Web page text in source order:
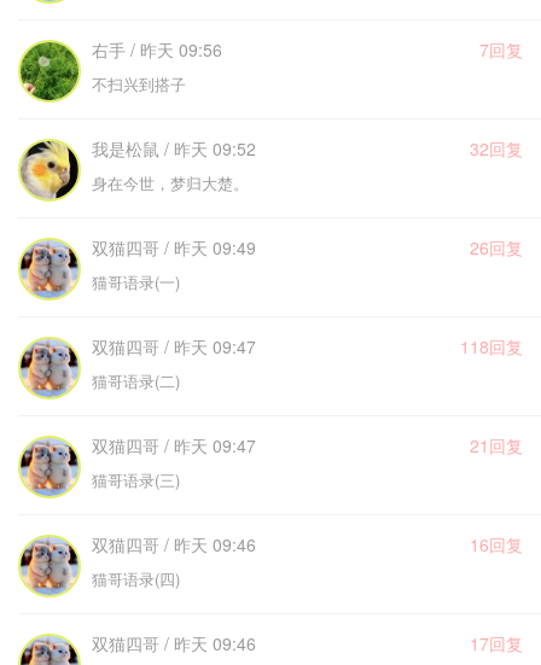
右手 / 昨天 09:56 7回复
不扫兴到搭子
我是松鼠 / 昨天 09:52 32回复
身在今世，梦归大楚。
双猫四哥 / 昨天 09:49 26回复
猫哥语录(一)
双猫四哥 / 昨天 09:47 118回复
猫哥语录(二)
双猫四哥 / 昨天 09:47 21回复
猫哥语录(三)
双猫四哥 / 昨天 09:46 16回复
猫哥语录(四)
双猫四哥 / 昨天 09:46 17回复